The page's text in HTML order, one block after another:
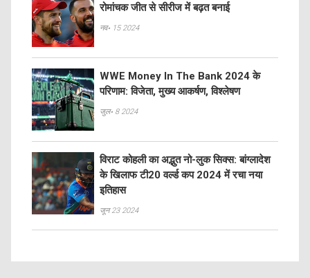
रोमांचक जीत से सीरीज में बढ़त बनाई
नव॰ 15 2024
WWE Money In The Bank 2024 के
परिणाम: विजेता, मुख्य आकर्षण, विश्लेषण
जुल॰ 8 2024
विराट कोहली का अद्भुत नो-लुक सिक्स: बांग्लादेश
के खिलाफ टी20 वर्ल्ड कप 2024 में रचा नया
इतिहास
जून 23 2024